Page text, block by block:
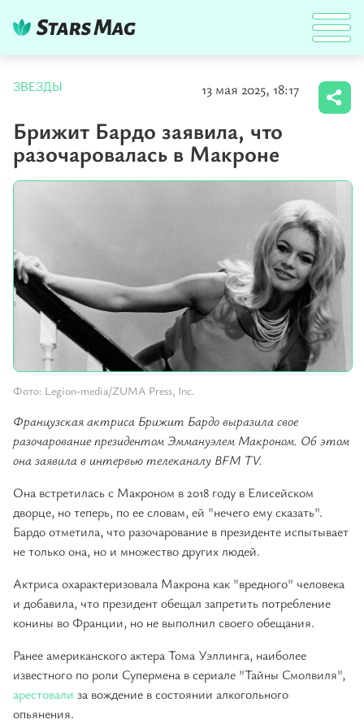
ЗВЕЗДЫ 13 мая 2025, 18:17
Брижит Бардо заявила, что
разочаровалась в Макроне
Фото: Legion-media/ZUMA Press, Inc.
Французская актриса Брижит Бардо выразила свое
разочарование президентом Эммануэлем Макроном. Об этом
она заявила в интервью телеканалу BFM TV.
Она встретилась с Макроном в 2018 году в Елисейском
дворце, но теперь, по ее словам, ей "нечего ему сказать".
Бардо отметила, что разочарование в президенте испытывает
не только она, но и множество других людей.
Актриса охарактеризовала Макрона как "вредного" человека
и добавила, что президент обещал запретить потребление
конины во Франции, но не выполнил своего обещания.
Ранее американского актера Тома Уэллинга, наиболее
известного по роли Супермена в сериале "Тайны Смолвиля",
арестовали за вождение в состоянии алкогольного
опьянения.